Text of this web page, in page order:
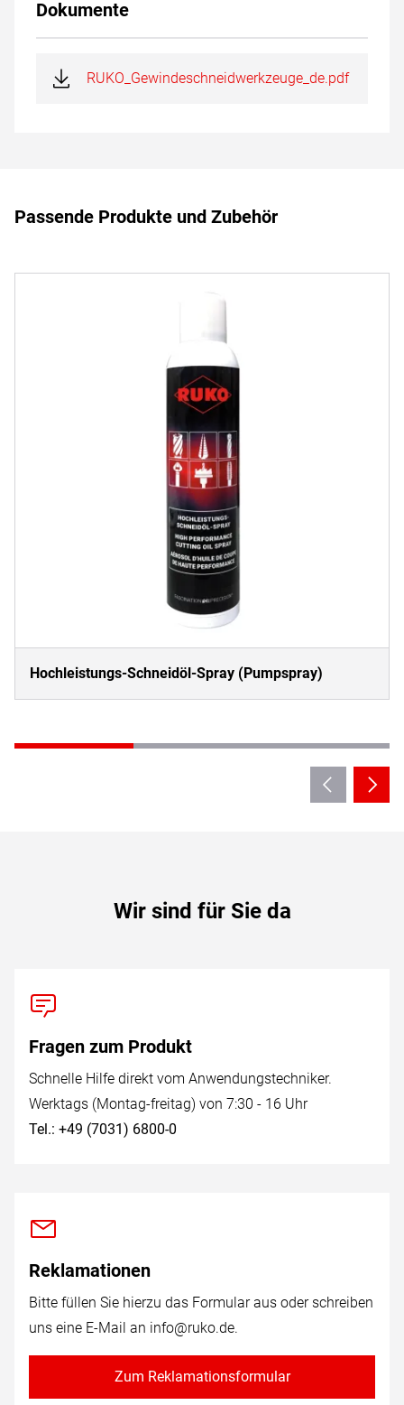
Dokumente
RUKO_Gewindeschneidwerkzeuge_de.pdf
Passende Produkte und Zubehör
Hochleistungs-Schneidöl-Spray (Pumpspray)
Wir sind für Sie da
Fragen zum Produkt
Schnelle Hilfe direkt vom Anwendungstechniker.
Werktags (Montag-freitag) von 7:30 - 16 Uhr
Tel.: +49 (7031) 6800-0
Reklamationen
Bitte füllen Sie hierzu das Formular aus oder schreiben
uns eine E-Mail an info@ruko.de.
Zum Reklamationsformular